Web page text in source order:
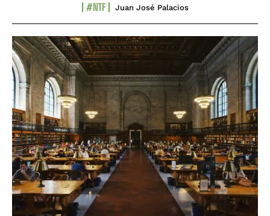
#NTF Juan José Palacios